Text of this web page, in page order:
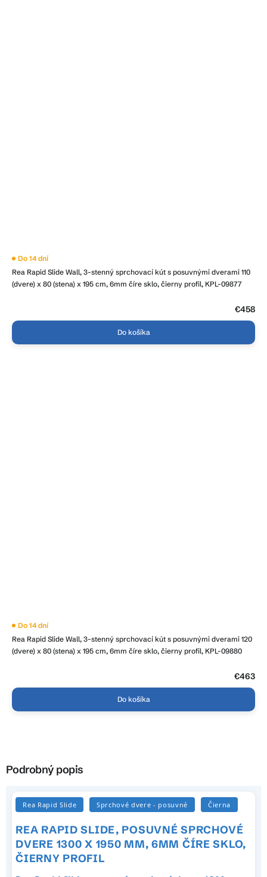
Rea Rapid Slide Wall, 3-stenný sprchovací kút s posuvnými dverami 110
(dvere) x 80 (stena) x 195 cm, 6mm číre sklo, čierny profil, KPL-09877
Do 14 dní
€458
Do košíka
Rea Rapid Slide Wall, 3-stenný sprchovací kút s posuvnými dverami 120
(dvere) x 80 (stena) x 195 cm, 6mm číre sklo, čierny profil, KPL-09880
Do 14 dní
€463
Do košíka
Podrobný popis
Rea Rapid Slide Sprchové dvere - posuvné Čierna
REA RAPID SLIDE, POSUVNÉ SPRCHOVÉ
DVERE 1300 X 1950 MM, 6MM ČÍRE SKLO,
ČIERNY PROFIL